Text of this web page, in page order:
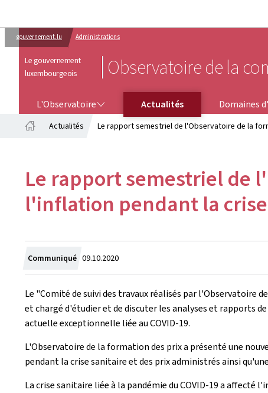
gouvernement.lu Administrations
Le gouvernement
luxembourgeois
Observatoire de la
L'Observatoire Actualités Domaines
Actualités Le rapport semestriel de l'Observatoire de la
Le rapport semestriel de
l'inflation pendant la crise
Communiqué Crée
le
09.10.2020
Le "Comité de suivi des travaux réalisés par l'Observatoire
et chargé d'étudier et de discuter les analyses et rapports
actuelle exceptionnelle liée au COVID-19.
L'Observatoire de la formation des prix a présenté une
pendant la crise sanitaire et des prix administrés ainsi
La crise sanitaire liée à la pandémie du COVID-19 a affecté